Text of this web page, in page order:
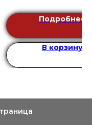
Подробнее
В корзину